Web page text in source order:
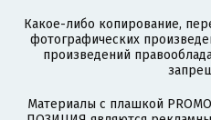
Какое-либо копирование,
фотографических
произведений
Материалы с плашкой